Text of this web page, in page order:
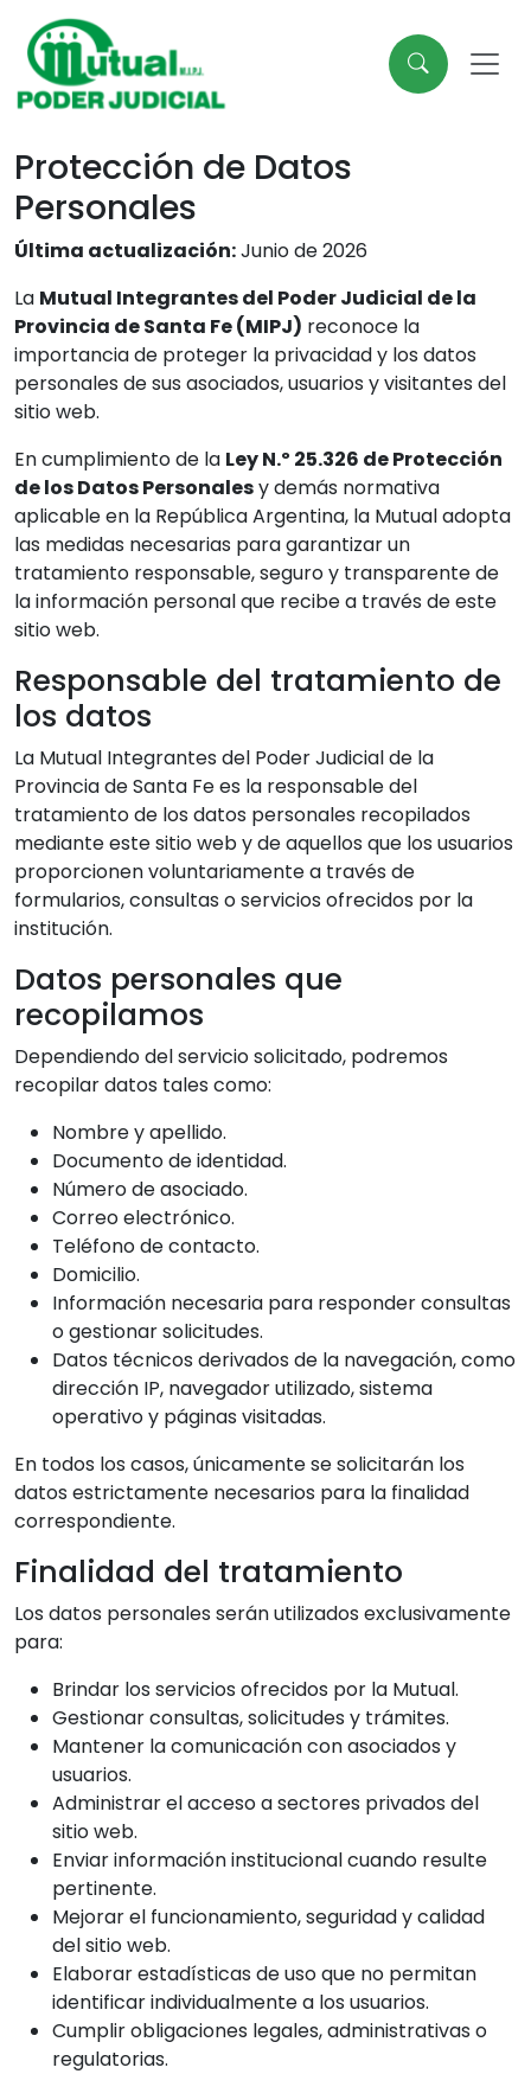
Protección de Datos
Personales
Última actualización:Junio de 2026
La Mutual Integrantes del Poder Judicial de la
Provincia de Santa Fe (MIPJ) reconoce la
importancia de proteger la privacidad y los datos
personales de sus asociados, usuarios y visitantes del
sitio web.
En cumplimiento de la Ley N.º 25.326 de Protección
de los Datos Personalesy demás normativa
aplicable en la República Argentina, la Mutual adopta
las medidas necesarias para garantizar un
tratamiento responsable, seguro y transparente de
la información personal que recibe a través de este
sitio web.
Responsable del tratamiento de
los datos
La Mutual Integrantes del Poder Judicial de la
Provincia de Santa Fe es la responsable del
tratamiento de los datos personales recopilados
mediante este sitio web y de aquellos que los usuarios
proporcionen voluntariamente a través de
formularios, consultas o servicios ofrecidos por la
institución.
Datos personales que
recopilamos
Dependiendo del servicio solicitado, podremos
recopilar datos tales como:
Nombre y apellido.
Documento de identidad.
Número de asociado.
Correo electrónico.
Teléfono de contacto.
Domicilio.
Información necesaria para responder consultas
o gestionar solicitudes.
Datos técnicos derivados de la navegación, como
dirección IP, navegador utilizado, sistema
operativo y páginas visitadas.
En todos los casos, únicamente se solicitarán los
datos estrictamente necesarios para la finalidad
correspondiente.
Finalidad del tratamiento
Los datos personales serán utilizados exclusivamente
para:
Brindar los servicios ofrecidos por la Mutual.
Gestionar consultas, solicitudes y trámites.
Mantener la comunicación con asociados y
usuarios.
Administrar el acceso a sectores privados del
sitio web.
Enviar información institucional cuando resulte
pertinente.
Mejorar el funcionamiento, seguridad y calidad
del sitio web.
Elaborar estadísticas de uso que no permitan
identificar individualmente a los usuarios.
Cumplir obligaciones legales, administrativas o
regulatorias.